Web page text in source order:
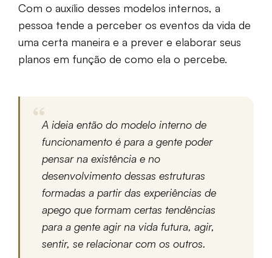
Com o auxílio desses modelos internos, a
pessoa tende a perceber os eventos da vida de
uma certa maneira e a prever e elaborar seus
planos em função de como ela o percebe.
A ideia então do modelo interno de
funcionamento é para a gente poder
pensar na existência e no
desenvolvimento dessas estruturas
formadas a partir das experiências de
apego que formam certas tendências
para a gente agir na vida futura, agir,
sentir, se relacionar com os outros.